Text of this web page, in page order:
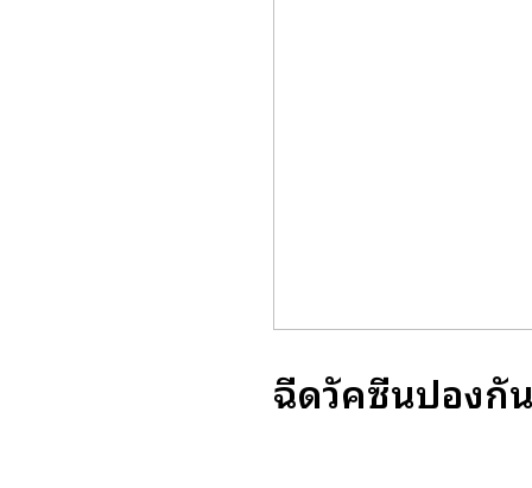
ฉีดวัคซีนป้องกั